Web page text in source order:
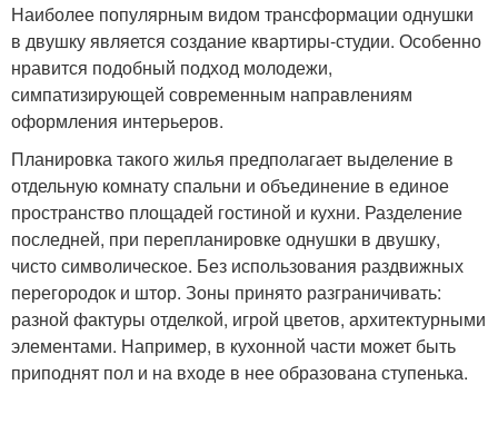
Наиболее популярным видом трансформации однушки
в двушку является создание квартиры-студии. Особенно
нравится подобный подход молодежи,
симпатизирующей современным направлениям
оформления интерьеров.
Планировка такого жилья предполагает выделение в
отдельную комнату спальни и объединение в единое
пространство площадей гостиной и кухни. Разделение
последней, при перепланировке однушки в двушку,
чисто символическое. Без использования раздвижных
перегородок и штор. Зоны принято разграничивать:
разной фактуры отделкой, игрой цветов, архитектурными
элементами. Например, в кухонной части может быть
приподнят пол и на входе в нее образована ступенька.